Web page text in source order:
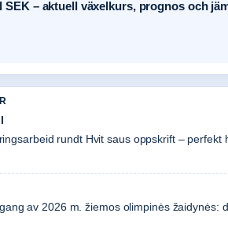
SEK – aktuell växelkurs, prognos och
rundt Hvit saus oppskrift –
av 2026 m. žiemos olimpinės